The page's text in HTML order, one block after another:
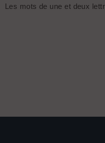
Les mots de une et deux